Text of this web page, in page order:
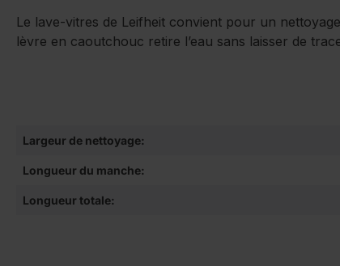
Le lave-vitres de Leifheit convient pour un
lèvre en caoutchouc retire l’eau sans laisser de
Largeur de nettoyage:
Longueur du manche:
Longueur totale: